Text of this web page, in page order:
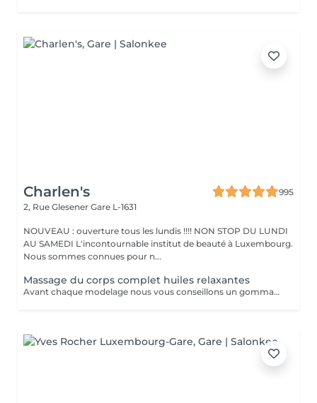
Charlen's
995
2, Rue Glesener Gare L-1631
NOUVEAU : ouverture tous les lundis !!!! NON STOP DU LUNDI
AU SAMEDI L'incontournable institut de beauté à Luxembourg.
Nous sommes connues pour n...
Massage du corps complet huiles relaxantes
Avant chaque modelage nous vous conseillons un gommage du corps peau de velours qui rendra votre peau toute douce. Le modelage est réalise par des personnes diplômées